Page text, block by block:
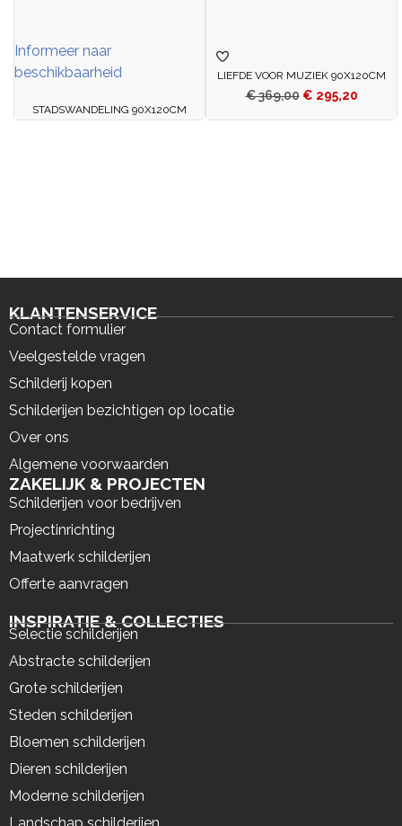
Informeer naar
beschikbaarheid
STADSWANDELING 90X120CM
LIEFDE VOOR MUZIEK 90X120CM
€369,00 € 295,20
KLANTENSERVICE
Contact formulier
Veelgestelde vragen
Schilderij kopen
Schilderijen bezichtigen op locatie
Over ons
Algemene voorwaarden
ZAKELIJK & PROJECTEN
Schilderijen voor bedrijven
Projectinrichting
Maatwerk schilderijen
Offerte aanvragen
INSPIRATIE & COLLECTIES
Selectie schilderijen
Abstracte schilderijen
Grote schilderijen
Steden schilderijen
Bloemen schilderijen
Dieren schilderijen
Moderne schilderijen